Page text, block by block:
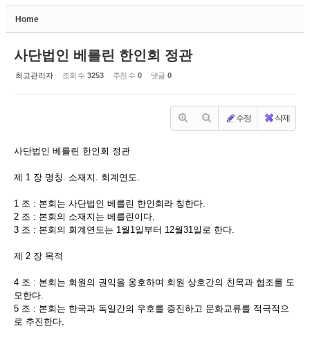
Home
사단법인 베를린 한인회 정관
최고관리자 조회 수 3253 추천 수 0 댓글 0
수정 삭제
사단법인 베를린 한인회 정관
제 1 장 명칭. 소재지. 회계연도.
1 조 : 본회는 사단법인 베를린 한인회라 칭한다.
2 조 : 본회의 소재지는 베를린이다.
3 조 : 본회의 회계연도는 1월1일부터 12월31일로 한다.
제 2 장 목적
4 조 : 본회는 회원의 권익을 옹호하며 회원 상호간의 친목과 협조를 도
모한다.
5 조 : 본회는 한국과 독일간의 우호를 증진하고 문화교류를 적극적으
로 추진한다.
Sketchbook5, 스케치북5
Sketchbook5, 스케치북5